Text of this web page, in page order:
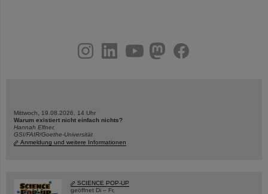
youtubehelmholtz.socialfacebook
Mittwoch, 19.08.2026, 14 Uhr
Warum existiert nicht einfach nichts?
Hannah Elfner,
GSI/FAIR/Goethe-Universität
Anmeldung und weitere Informationen
SCIENCE POP-UP
geöffnet Di – Fr,